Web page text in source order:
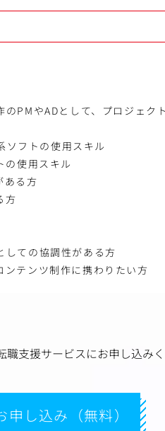
PMやADとして、プロジェク
フトの使用スキル
使用スキル
ある方
方
ての協調性がある方
テンツ制作に携わりたい方
職支援サービスにお申し込み
し込み（無料）